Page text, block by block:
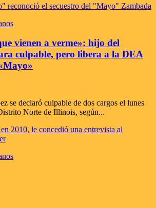
vienen a verme»: hijo del
culpable, pero libera a la DEA
se declaró culpable de dos cargos el lunes
Norte de Illinois, según...